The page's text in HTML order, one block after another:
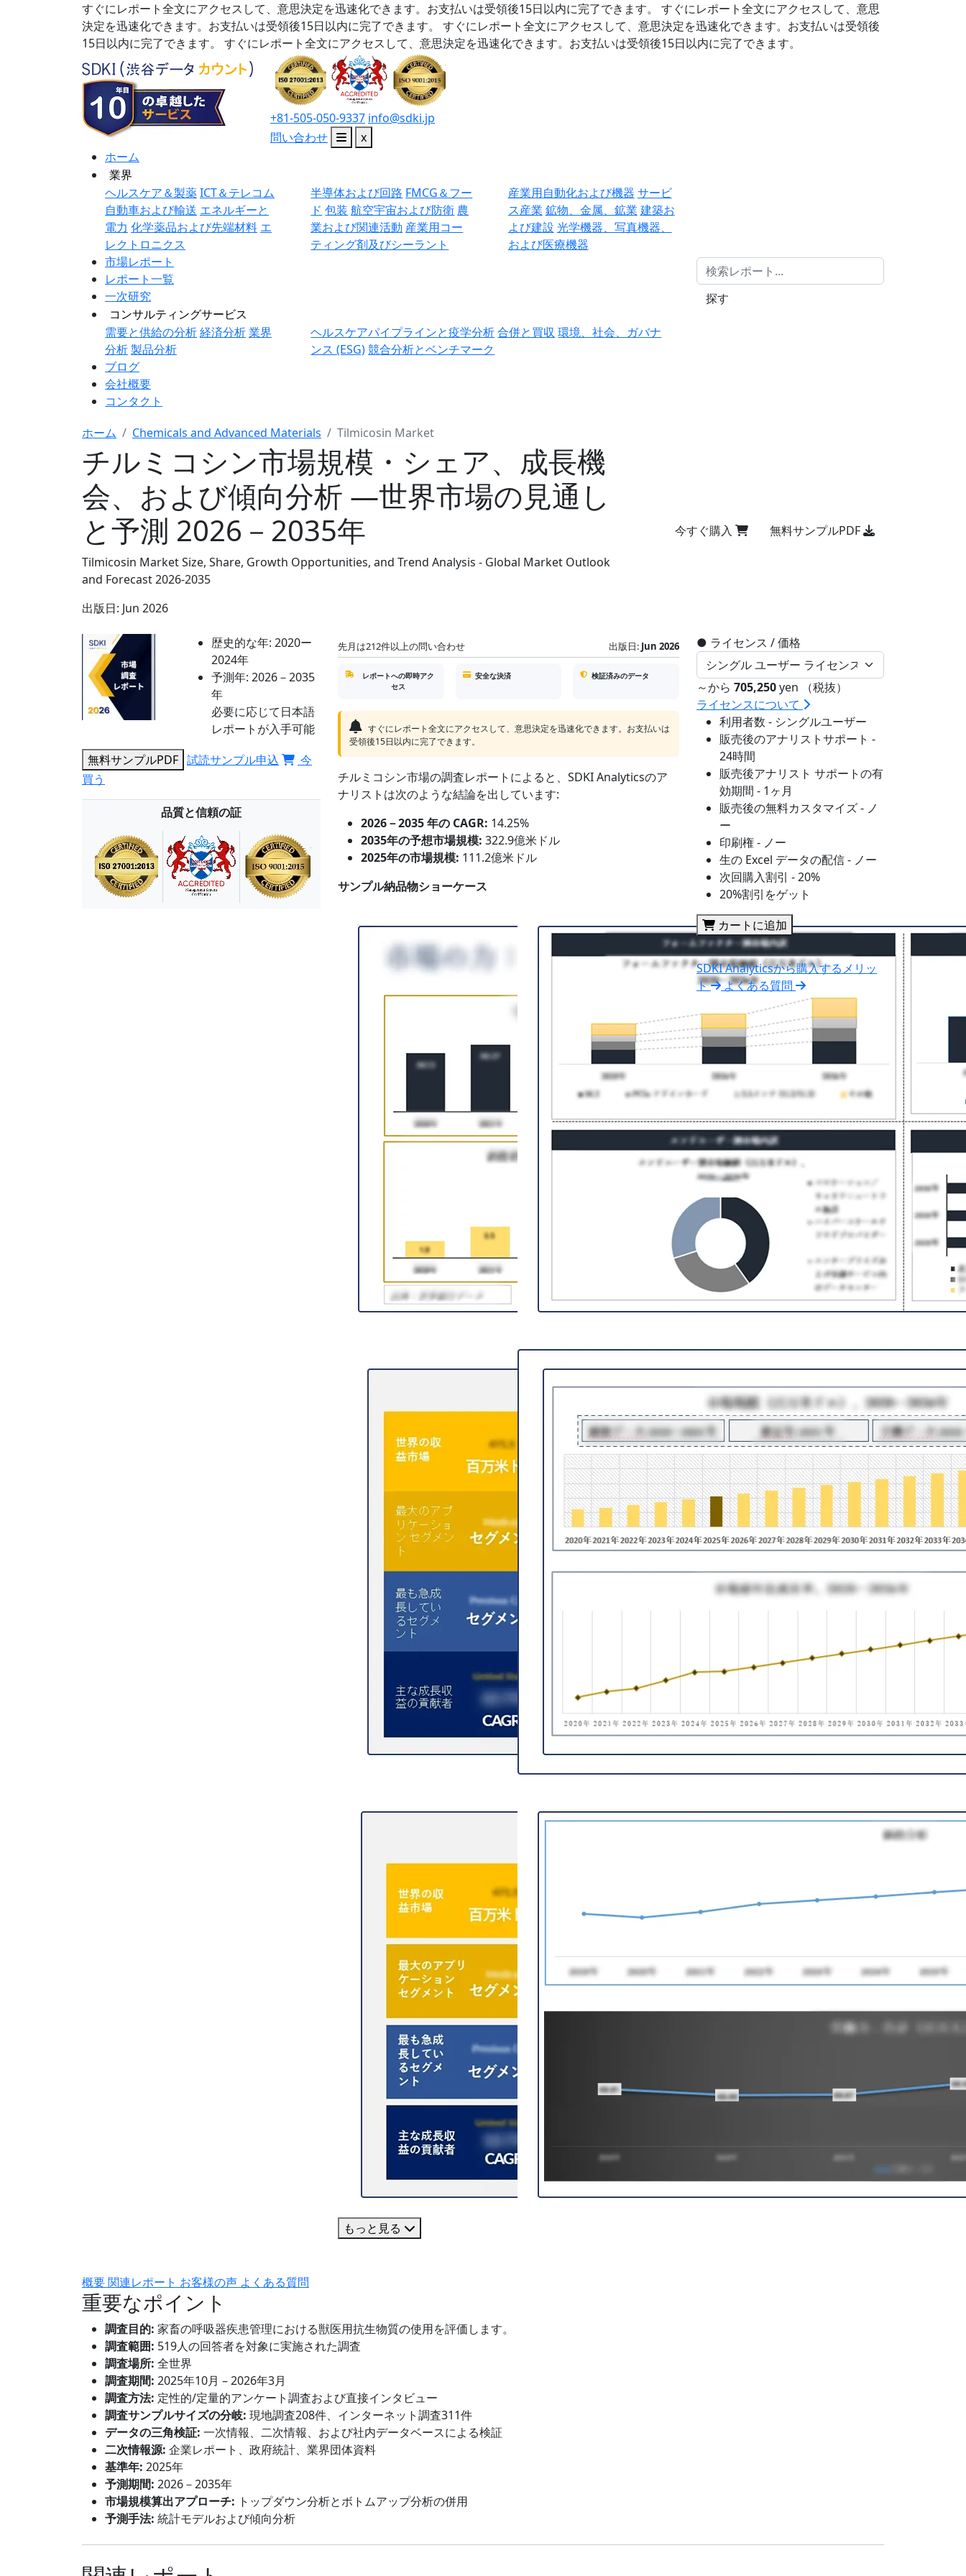
すぐにレポート全文にアクセスして、意思決定を迅速化できます。お支払いは受領後15日以内に完了できます。
すぐにレポート全文にアクセスして、意思
決定を迅速化できます。お支払いは受領後15日以内に完了できます。
すぐにレポート全文にアクセスして、意思決定を迅速化できます。お支払いは受領後
15日以内に完了できます。
すぐにレポート全文にアクセスして、意思決定を迅速化できます。お支払いは受領後15日以内に完了できます。
+81-505-050-9337 info@sdki.jp
問い合わせ
x
ホーム
業界
ヘルスケア＆製薬ICT＆テレコム
自動車および輸送 エネルギーと
電力 化学薬品および先端材料 エ
レクトロニクス
半導体および回路 FMCG＆フー
ド 包装 航空宇宙および防衛 農
業および関連活動 産業用コー
ティング剤及びシーラント
産業用自動化および機器 サービ
ス産業 鉱物、金属、鉱業 建築お
よび建設 光学機器、写真機器、
および医療機器
市場レポート
レポート一覧
一次研究
コンサルティングサービス
需要と供給の分析経済分析業界
分析製品分析
ヘルスケアパイプラインと疫学分析合併と買収 環境、社会、ガバナ
ンス (ESG)競合分析とベンチマーク
ブログ
会社概要
コンタクト
探す
ホーム Chemicals and Advanced Materials Tilmicosin Market
チルミコシン市場規模・シェア、成長機
会、および傾向分析 ―世界市場の見通し
と予測 2026－2035年
Tilmicosin Market Size, Share, Growth Opportunities, and Trend Analysis - Global Market Outlook
and Forecast 2026-2035
出版日: Jun 2026
今すぐ購入 無料サンプルPDF
歴史的な年: 2020ー
2024年
予測年: 2026－2035
年
必要に応じて日本語
レポートが入手可能
無料サンプルPDF 試読サンプル申込
今
買う
品質と信頼の証
先月は212件以上の問い合わせ 出版日: Jun 2026
レポートへの即時アク
セス
安全な決済 検証済みのデータ
すぐにレポート全文にアクセスして、意思決定を迅速化できます。お支払いは
受領後15日以内に完了できます。
チルミコシン市場の調査レポートによると、SDKI Analyticsのア
ナリストは次のような結論を出しています:
2026－2035 年の CAGR: 14.25%
2035年の予想市場規模: 322.9億米ドル
2025年の市場規模: 111.2億米ドル
サンプル納品物ショーケース
もっと見る
● ライセンス / 価格
～から 705,250yen （税抜）
ライセンスについて
利用者数 - シングルユーザー
販売後のアナリストサポート -
24時間
販売後アナリスト サポートの有
効期間 - 1ヶ月
販売後の無料カスタマイズ - ノ
ー
印刷権 - ノー
生の Excel データの配信 - ノー
次回購入割引 - 20%
20%割引をゲット
カートに追加
SDKI Analyticsから購入するメリッ
ト
よくある質問
概要関連レポート お客様の声 よくある質問
重要なポイント
調査目的: 家畜の呼吸器疾患管理における獣医用抗生物質の使用を評価します。
調査範囲: 519人の回答者を対象に実施された調査
調査場所: 全世界
調査期間: 2025年10月 – 2026年3月
調査方法: 定性的/定量的アンケート調査および直接インタビュー
調査サンプルサイズの分岐: 現地調査208件、インターネット調査311件
データの三角検証: 一次情報、二次情報、および社内データベースによる検証
二次情報源: 企業レポート、政府統計、業界団体資料
基準年: 2025年
予測期間: 2026－2035年
市場規模算出アプローチ: トップダウン分析とボトムアップ分析の併用
予測手法: 統計モデルおよび傾向分析